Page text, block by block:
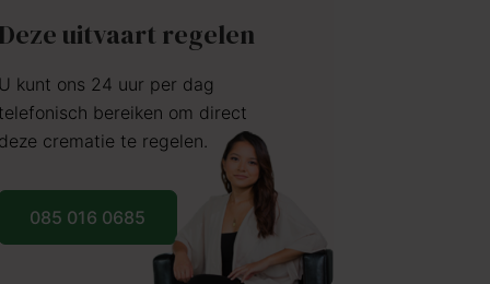
uitvaart regelen
kunt ons 24 uur per dag
bereiken om direct
crematie te regelen.
085 016 0685